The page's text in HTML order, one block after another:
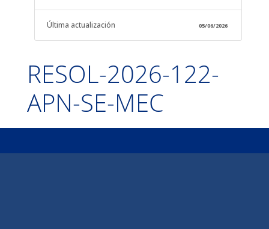
Última actualización 05/06/2026
RESOL-2026-122-
APN-SE-MEC